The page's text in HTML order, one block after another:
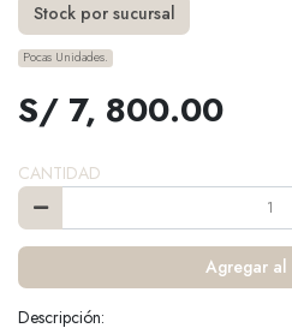
Stock por sucursal
Pocas Unidades.
S/ 7, 800.00
CANTIDAD
Agregar al
Descripción: